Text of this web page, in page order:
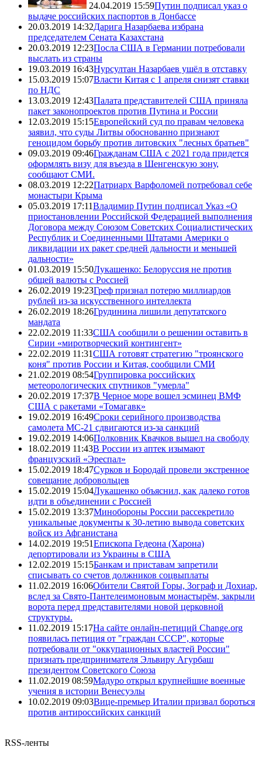
24.04.2019 15:59Путин подписал указ о
выдаче российских паспортов в Донбассе
20.03.2019 14:32Дарига Назарбаева избрана
председателем Сената Казахстана
20.03.2019 12:23Посла США в Германии потребовали
выслать из страны
19.03.2019 16:43Нурсултан Назарбаев ушёл в отставку
15.03.2019 15:07Власти Китая с 1 апреля снизят ставки
по НДС
13.03.2019 12:43Палата представителей США приняла
пакет законопроектов против Путина и России
12.03.2019 15:15Европейский суд по правам человека
заявил, что суды Литвы обоснованно признают
геноцидом борьбу против литовских "лесных братьев"
09.03.2019 09:46Гражданам США с 2021 года придется
оформлять визу для въезда в Шенгенскую зону,
сообщают СМИ.
08.03.2019 12:22Патриарх Варфоломей потребовал себе
монастыри Крыма
05.03.2019 17:11Владимир Путин подписал Указ «О
приостановлении Российской Федерацией выполнения
Договора между Союзом Советских Социалистических
Республик и Соединенными Штатами Америки о
ликвидации их ракет средней дальности и меньшей
дальности»
01.03.2019 15:50Лукашенко: Белоруссия не против
общей валюты с Россией
26.02.2019 19:23Греф признал потерю миллиардов
рублей из-за искусственного интеллекта
26.02.2019 18:26Грудинина лишили депутатского
мандата
22.02.2019 11:33США сообщили о решении оставить в
Сирии «миротворческий контингент»
22.02.2019 11:31США готовят стратегию "троянского
коня" против России и Китая, сообщили СМИ
21.02.2019 08:54Группировка российских
метеорологических спутников "умерла"
20.02.2019 17:37В Черное море вошел эсминец ВМФ
США с ракетами «Томагавк»
19.02.2019 16:49Сроки серийного производства
самолета МС-21 сдвигаются из-за санкций
19.02.2019 14:06Полковник Квачков вышел на свободу
18.02.2019 11:43В России из аптек изымают
французский «Эреспал»
15.02.2019 18:47Сурков и Бородай провели экстренное
совещание добровольцев
15.02.2019 15:04Лукашенко объяснил, как далеко готов
идти в объединении с Россией
15.02.2019 13:37Минобороны России рассекретило
уникальные документы к 30-летию вывода советских
войск из Афганистана
14.02.2019 19:51Епископа Гедеона (Харона)
депортировали из Украины в США
12.02.2019 15:15Банкам и приставам запретили
списывать со счетов должников соцвыплаты
11.02.2019 16:06Обители Святой Горы, Зограф и Дохиар,
вслед за Свято-Пантелеимоновым монастырём, закрыли
ворота перед представителями новой церковной
структуры.
11.02.2019 15:17На сайте онлайн-петиций Change.org
появилась петиция от "граждан СССР", которые
потребовали от "оккупационных властей России"
признать предпринимателя Эльвиру Агурбаш
президентом Советского Союза
11.02.2019 08:59Мадуро открыл крупнейшие военные
учения в истории Венесуэлы
10.02.2019 09:03Вице-премьер Италии призвал бороться
против антироссийских санкций
RSS-ленты